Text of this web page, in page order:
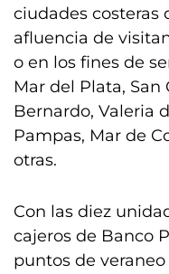
ciudades costeras
afluencia de
o en los fines de
Mar del Plata, San
Bernardo, Valeria
Pampas, Mar de
otras.
Con las diez
cajeros de Banco
puntos de